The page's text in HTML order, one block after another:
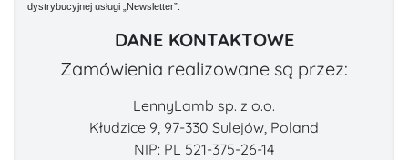
dystrybucyjnej usługi „Newsletter”.
DANE KONTAKTOWE
Zamówienia realizowane są przez:
LennyLamb sp. z o.o.
Kłudzice 9, 97-330 Sulejów, Poland
NIP: PL 521-375-26-14